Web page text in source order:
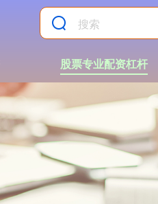
股票专业配资杠杆